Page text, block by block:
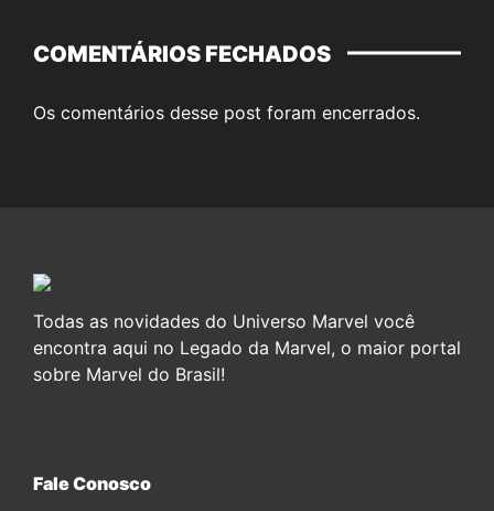
COMENTÁRIOS FECHADOS
Os comentários desse post foram encerrados.
Todas as novidades do Universo Marvel você
encontra aqui no Legado da Marvel, o maior portal
sobre Marvel do Brasil!
Fale Conosco